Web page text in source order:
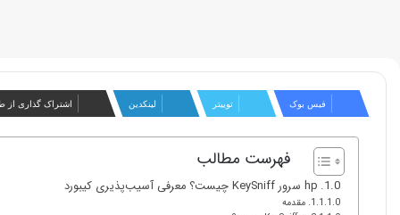
فیس بوک توییتر لینکدین اشتراک گذاری از
فهرست مطالب
hp سرور KeySniff چیست؟ معرفی آسیب‌پذیری کیبورد
مقدمه